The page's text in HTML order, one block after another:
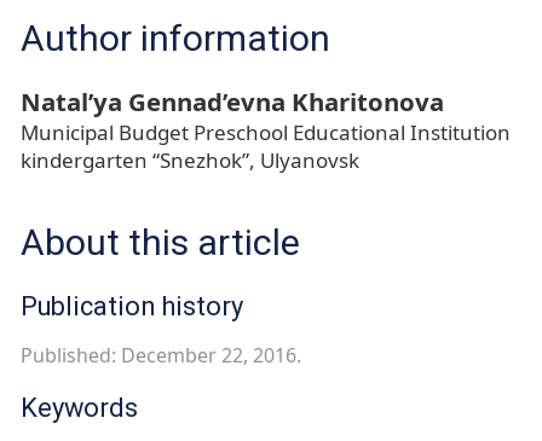
Author information
Natal’ya Gennad’evna Kharitonova
Municipal Budget Preschool Educational Institution
kindergarten “Snezhok”, Ulyanovsk
About this article
Publication history
Published: December 22, 2016.
Keywords